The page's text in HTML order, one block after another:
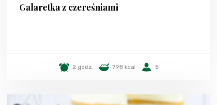
Galaretka z czereśniami
2 godz. 798 kcal 5